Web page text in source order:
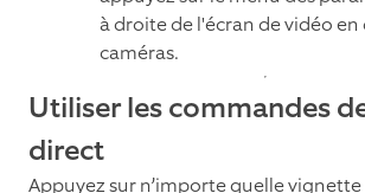
à droite de l'écran de vidéo
caméras.
Utiliser les commandes
direct
Appuyez sur n’importe quelle